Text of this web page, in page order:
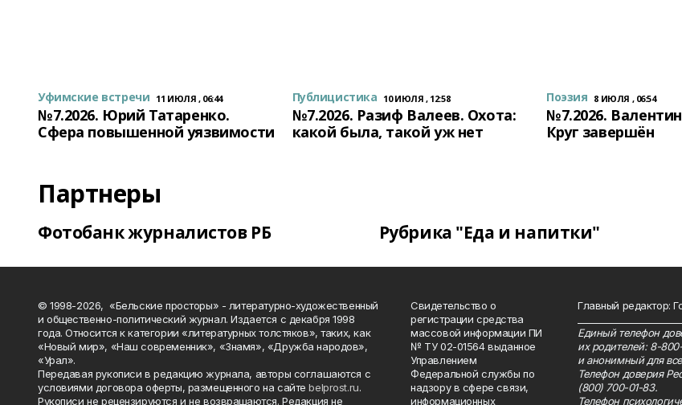
Уфимские встречи 11 ИЮЛЯ , 06:44
№7.2026. Юрий Татаренко.
Сфера повышенной уязвимости
Публицистика 10 ИЮЛЯ , 12:58
№7.2026. Разиф Валеев. Охота:
какой была, такой уж нет
Поэзия 8 ИЮЛЯ , 06:54
№7.2026.
Круг завершён
Партнеры
Фотобанк журналистов РБ Рубрика "Еда и напитки"
© 1998-2026, «Бельские просторы» - литературно-художественный
и общественно-политический журнал. Издается с декабря 1998
года. Относится к категории «литературных толстяков», таких, как
«Новый мир», «Наш современник», «Знамя», «Дружба народов»,
«Урал».
Передавая рукописи в редакцию журнала, авторы соглашаются с
условиями договора оферты, размещенного на сайтеbelprost.ru.
Рукописи не рецензируются и не возвращаются. Редакция не
Свидетельство о
регистрации средства
массовой информации ПИ
№ ТУ 02-01564 выданное
Управлением
Федеральной службы по
надзору в сфере связи,
информационных
Главный редактор:
Единый телефон
их родителей: 8-
и анонимный для
Телефон доверия
(800) 700-01-83.
Телефон